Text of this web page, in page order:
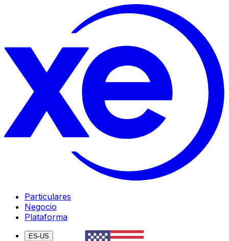
Particulares
Negocio
Plataforma
ES-US